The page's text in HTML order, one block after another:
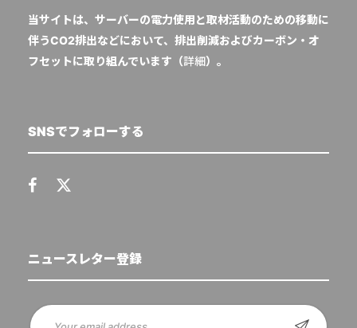
当サイトは、サーバーの電力使用と取材活動のための移動に
伴うCO2排出などにおいて、排出削減およびカーボン・オ
フセットに取り組んでいます（詳細）。
SNSでフォローする
ニュースレター登録